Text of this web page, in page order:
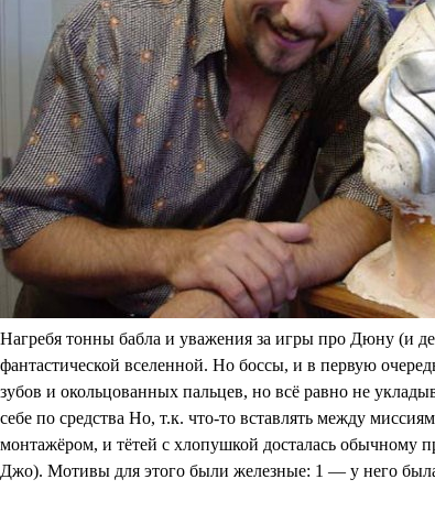
Нагребя тонны бабла и уважения за игры про Дюну (и
фантастической вселенной. Но боссы, и в первую
зубов и окольцованных пальцев, но всё равно не
себе по средства Но, т.к. что-то вставлять между
монтажёром, и тётей с хлопушкой досталась обычному
Джо). Мотивы для этого были железные: 1 — у него